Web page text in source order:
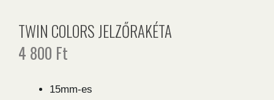
TWIN COLORS JELZŐRAKÉTA
4 800 Ft
15mm-es